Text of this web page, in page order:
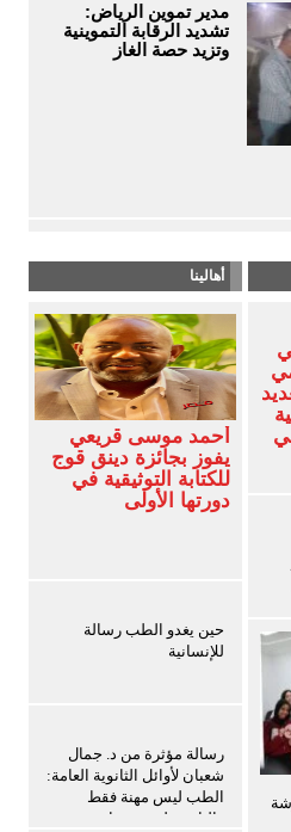
مدير تموين الرياض:
تشديد الرقابة التموينية
وتزيد حصة الغاز
أهالينا
أحمد موسى قريعي
يفوز بجائزة دينق قوج
للكتابة التوثيقية في
دورتها الأولى
حين يغدو الطب رسالة
للإنسانية
رسالة مؤثرة من د. جمال
شعبان لأوائل الثانوية العامة:
الطب ليس مهنة فقط
والثانوية ليست نهاية